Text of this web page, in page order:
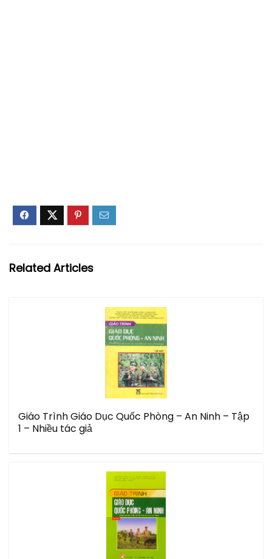
Related Articles
Giáo Trình Giáo Dục Quốc Phòng – An Ninh – Tập
1 – Nhiều tác giả